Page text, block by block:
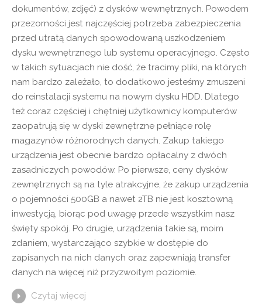
dokumentów, zdjęć) z dysków wewnętrznych. Powodem
przezorności jest najczęściej potrzeba zabezpieczenia
przed utratą danych spowodowaną uszkodzeniem
dysku wewnętrznego lub systemu operacyjnego. Często
w takich sytuacjach nie dość, że tracimy pliki, na których
nam bardzo zależało, to dodatkowo jesteśmy zmuszeni
do reinstalacji systemu na nowym dysku HDD. Dlatego
też coraz częściej i chętniej użytkownicy komputerów
zaopatrują się w dyski zewnętrzne pełniące rolę
magazynów różnorodnych danych. Zakup takiego
urządzenia jest obecnie bardzo opłacalny z dwóch
zasadniczych powodów. Po pierwsze, ceny dysków
zewnętrznych są na tyle atrakcyjne, że zakup urządzenia
o pojemności 500GB a nawet 2TB nie jest kosztowną
inwestycją, biorąc pod uwagę przede wszystkim nasz
święty spokój. Po drugie, urządzenia takie są, moim
zdaniem, wystarczająco szybkie w dostępie do
zapisanych na nich danych oraz zapewniają transfer
danych na więcej niż przyzwoitym poziomie.
Czytaj więcej